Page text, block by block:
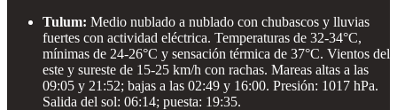
Tulum: Medio nublado a nublado con chubascos y lluvias
fuertes con actividad eléctrica. Temperaturas de 32-34°C,
mínimas de 24-26°C y sensación térmica de 37°C. Vientos del
este y sureste de 15-25 km/h con rachas. Mareas altas a las
09:05 y 21:52; bajas a las 02:49 y 16:00. Presión: 1017 hPa.
Salida del sol: 06:14; puesta: 19:35.